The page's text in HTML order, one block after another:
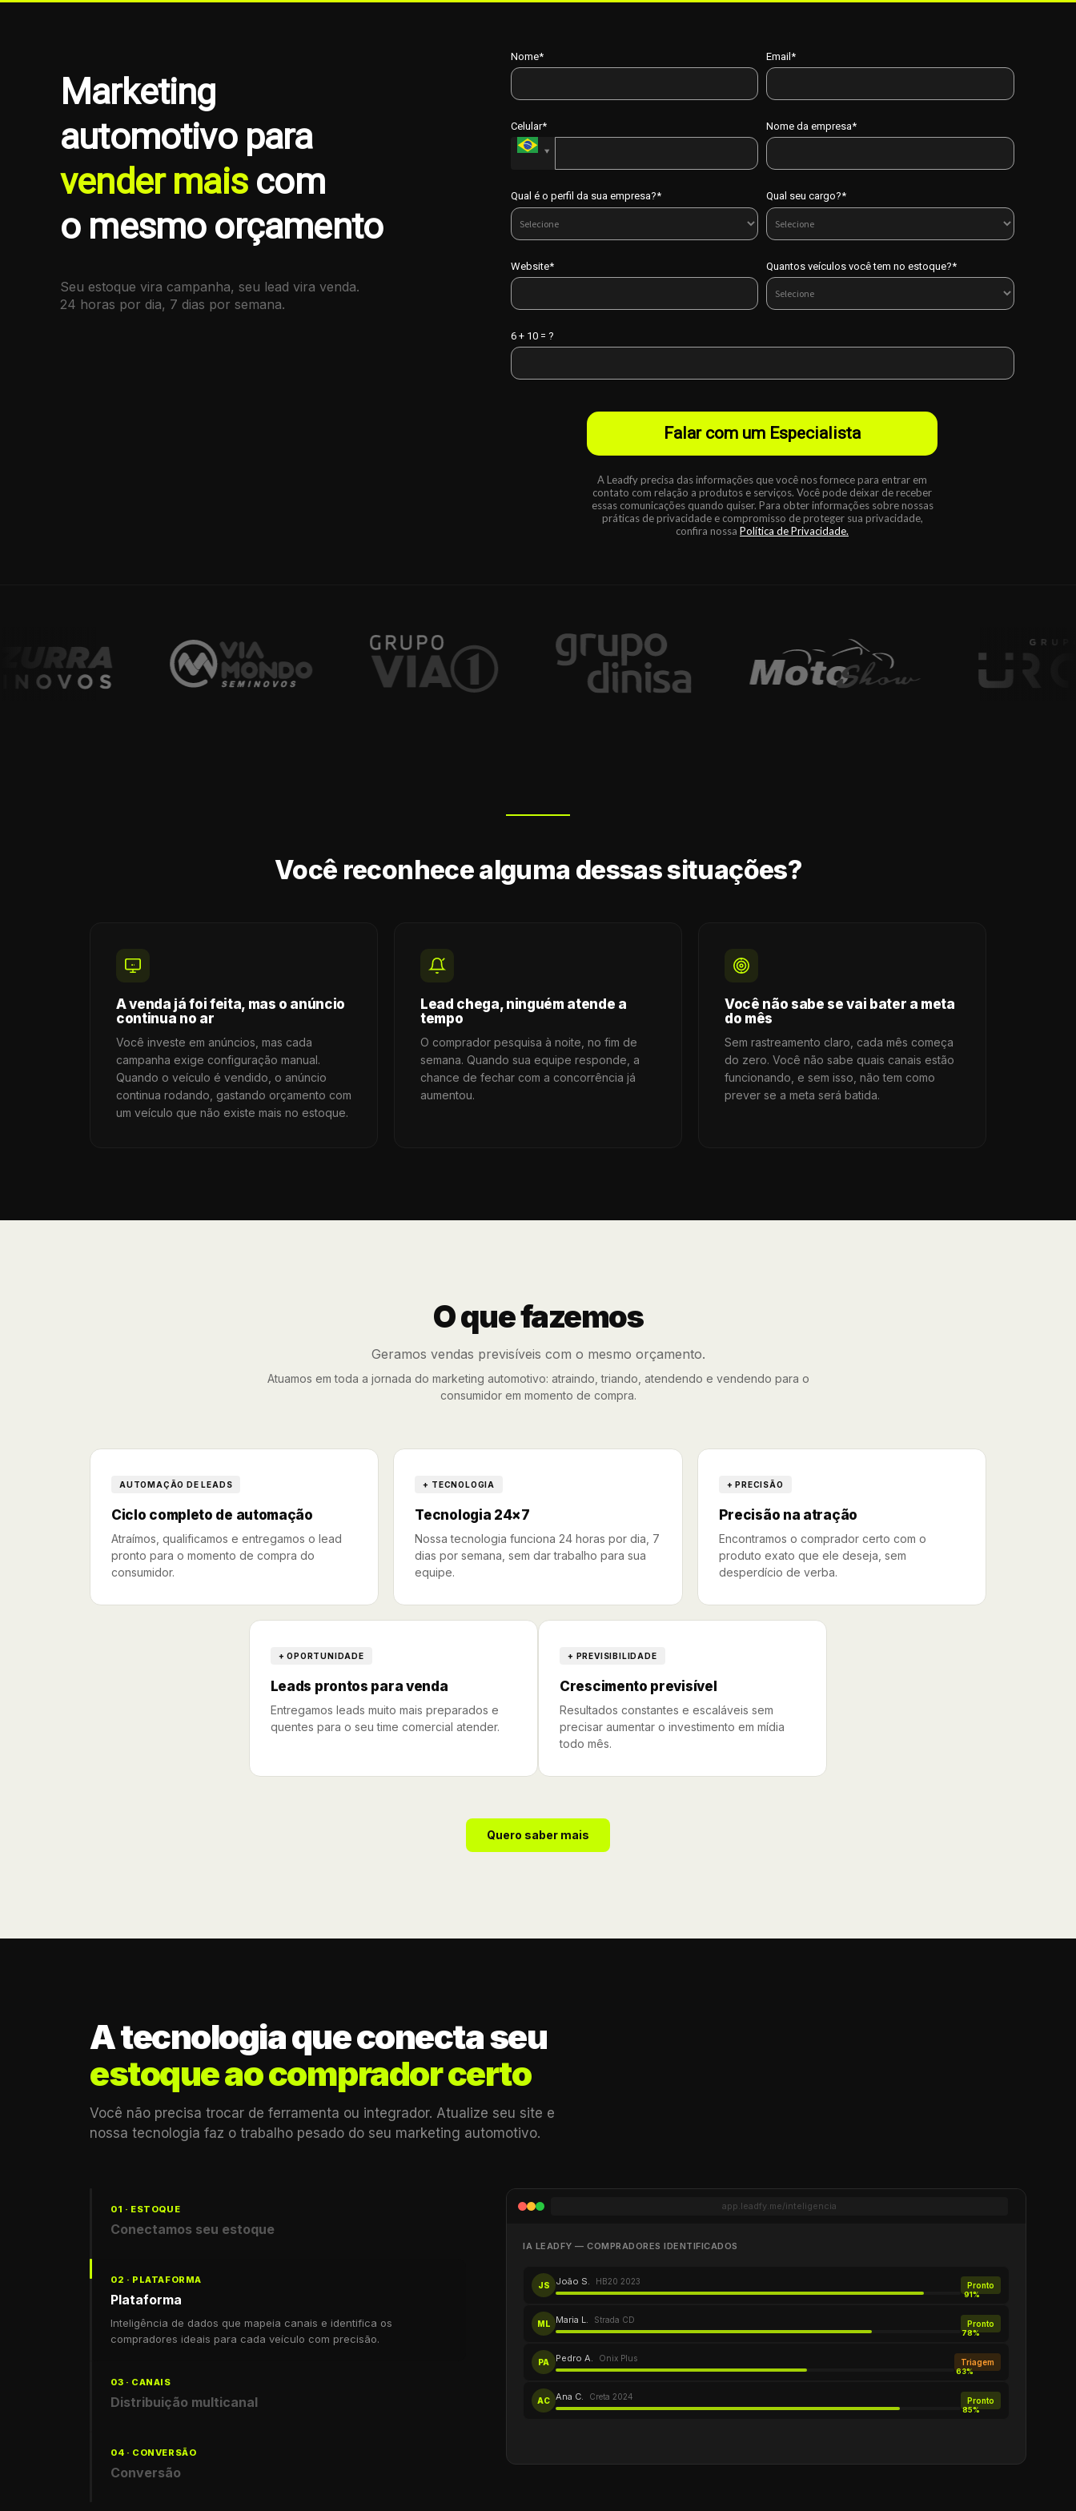
Marketing
automotivo para
vender mais com
o mesmo orçamento
Seu estoque vira campanha, seu lead vira venda.
24 horas por dia, 7 dias por semana.
Nome* Email*
Celular* Nome da empresa*
Qual é o perfil da sua empresa?* Qual seu cargo?*
Website* Quantos veículos você tem no estoque?*
6 + 10 = ?
Falar com um Especialista
A Leadfy precisa das informações que você nos fornece para entrar em
contato com relação a produtos e serviços. Você pode deixar de receber
essas comunicações quando quiser. Para obter informações sobre nossas
práticas de privacidade e compromisso de proteger sua privacidade,
confira nossa Política de Privacidade.
Você reconhece alguma dessas situações?
A venda já foi feita, mas o anúncio
continua no ar
Você investe em anúncios, mas cada
campanha exige configuração manual.
Quando o veículo é vendido, o anúncio
continua rodando, gastando orçamento com
um veículo que não existe mais no estoque.
Lead chega, ninguém atende a
tempo
O comprador pesquisa à noite, no fim de
semana. Quando sua equipe responde, a
chance de fechar com a concorrência já
aumentou.
Você não sabe se vai bater a meta
do mês
Sem rastreamento claro, cada mês começa
do zero. Você não sabe quais canais estão
funcionando, e sem isso, não tem como
prever se a meta será batida.
O que fazemos
Geramos vendas previsíveis com o mesmo orçamento.
Atuamos em toda a jornada do marketing automotivo: atraindo, triando, atendendo e vendendo para o
consumidor em momento de compra.
AUTOMAÇÃO DE LEADS
Ciclo completo de automação
Atraímos, qualificamos e entregamos o lead
pronto para o momento de compra do
consumidor.
+ TECNOLOGIA
Tecnologia 24×7
Nossa tecnologia funciona 24 horas por dia, 7
dias por semana, sem dar trabalho para sua
equipe.
+ PRECISÃO
Precisão na atração
Encontramos o comprador certo com o
produto exato que ele deseja, sem
desperdício de verba.
+ OPORTUNIDADE
Leads prontos para venda
Entregamos leads muito mais preparados e
quentes para o seu time comercial atender.
+ PREVISIBILIDADE
Crescimento previsível
Resultados constantes e escaláveis sem
precisar aumentar o investimento em mídia
todo mês.
Quero saber mais
A tecnologia que conecta seu
estoque ao comprador certo
Você não precisa trocar de ferramenta ou integrador. Atualize seu site e
nossa tecnologia faz o trabalho pesado do seu marketing automotivo.
01 · ESTOQUE
Conectamos seu estoque
automaticamente.
02 · PLATAFORMA
Plataforma
Inteligência de dados que mapeia canais e identifica os
compradores ideais para cada veículo com precisão.
03 · CANAIS
Distribuição multicanal
plataforma.
04 · CONVERSÃO
Conversão
app.leadfy.me/inteligencia
IA LEADFY — COMPRADORES IDENTIFICADOS
JS João S. HB20 2023
91%
Pronto
ML Maria L. Strada CD
78%
Pronto
PA Pedro A. Onix Plus
63%
Triagem
AC Ana C. Creta 2024
85%
Pronto